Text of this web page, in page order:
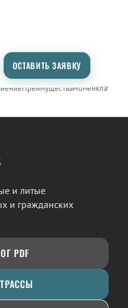
ОСТАВИТЬ ЗАЯВКУ
ПреимуществаНоменклатура
и литые
и гражданских
PDF